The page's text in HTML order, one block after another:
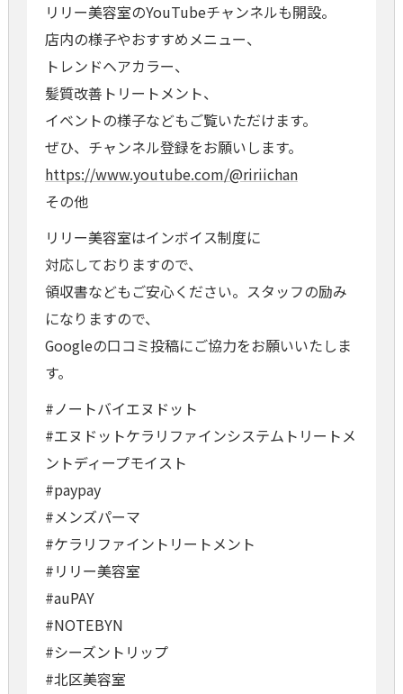
リリー美容室のYouTubeチャンネルも開設。
店内の様子やおすすめメニュー、
トレンドヘアカラー、
髪質改善トリートメント、
イベントの様子などもご覧いただけます。
ぜひ、チャンネル登録をお願いします。
https://www.youtube.com/@ririichan
その他
リリー美容室はインボイス制度に
対応しておりますので、
領収書などもご安心ください。スタッフの励み
になりますので、
Googleの口コミ投稿にご協力をお願いいたしま
す。
#ノートバイエヌドット
#エヌドットケラリファインシステムトリートメ
ントディープモイスト
#paypay
#メンズパーマ
#ケラリファイントリートメント
#リリー美容室
#auPAY
#NOTEBYN
#シーズントリップ
#北区美容室